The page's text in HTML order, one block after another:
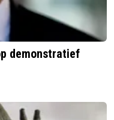
demonstratief